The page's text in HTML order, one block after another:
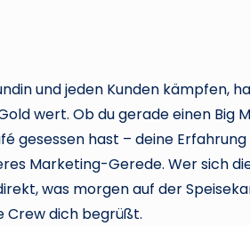
und jeden Kunden kämpfen,
wert. Ob du gerade einen Big
gesessen hast – deine
Marketing-Gerede. Wer sich
was morgen auf der
Crew dich begrüßt.